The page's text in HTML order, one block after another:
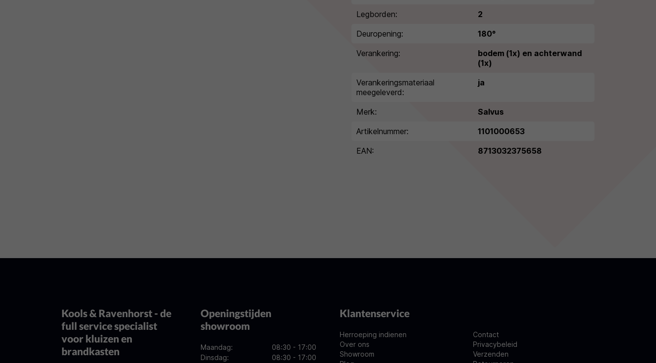
Legborden:
2
Deuropening:
180°
Verankering:
bodem (1x) en achterwand
(1x)
Verankeringsmateriaal
meegeleverd:
ja
Merk:
Salvus
Artikelnummer:
1101000653
EAN:
8713032375658
Kools & Ravenhorst - de
full service specialist
voor kluizen en
brandkasten
Openingstijden
showroom
Maandag:
08:30 - 17:00
Dinsdag:
08:30 - 17:00
Klantenservice
Herroeping indienen
Over ons
Showroom
Contact
Privacybeleid
Verzenden